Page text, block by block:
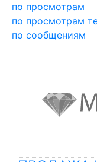
по просмотрам
по просмотрам
по сообщениям